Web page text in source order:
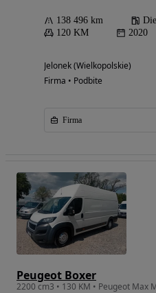
138 496 km
120 KM
2020
Jelonek (Wielkopolskie)
Firma • Podbite
Firma
Peugeot Boxer
2200 cm3 • 130 KM • Peugeot Max